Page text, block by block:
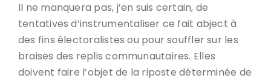
Il ne manquera pas, j’en suis certain, de
tentatives d’instrumentaliser ce fait abject à
des fins électoralistes ou pour souffler sur les
braises des replis communautaires. Elles
doivent faire l’objet de la riposte déterminée de